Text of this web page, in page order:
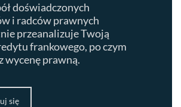
doświadczonych
i radców prawnych
przeanalizuje Twoją
frankowego, po czym
wycenę prawną.
się